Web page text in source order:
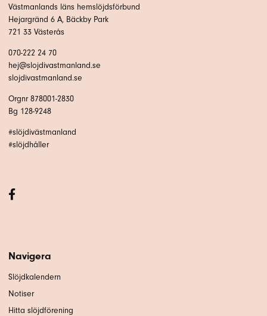
Västmanlands läns hemslöjdsförbund
Hejargränd 6 A, Bäckby Park
721 33 Västerås
070-222 24 70
hej@slojdivastmanland.se
slojdivastmanland.se
Orgnr 878001-2830
Bg 128-9248
#slöjdivästmanland
#slöjdhåller
Navigera
Slöjdkalendern
Notiser
Hitta slöjdförening